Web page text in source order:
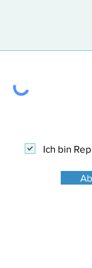
Ich bin